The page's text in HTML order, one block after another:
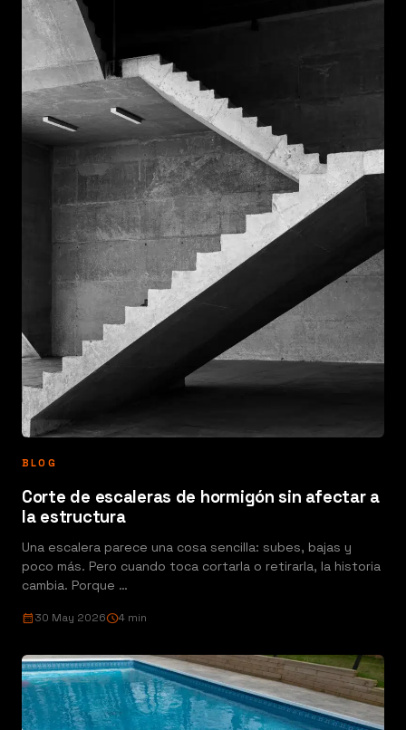
BLOG
Corte de escaleras de hormigón sin afectar a
la estructura
Una escalera parece una cosa sencilla: subes, bajas y
poco más. Pero cuando toca cortarla o retirarla, la historia
cambia. Porque …
calendar_month30 May 2026schedule4 min